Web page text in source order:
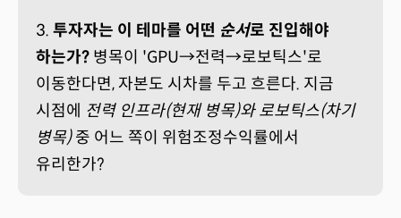
3. 투자자는 이 테마를 어떤 순서로 진입해야
하는가? 병목이 'GPU→전력→로보틱스'로
이동한다면, 자본도 시차를 두고 흐른다. 지금
시점에 전력 인프라(현재 병목)와 로보틱스(차기
병목)중 어느 쪽이 위험조정수익률에서
유리한가?